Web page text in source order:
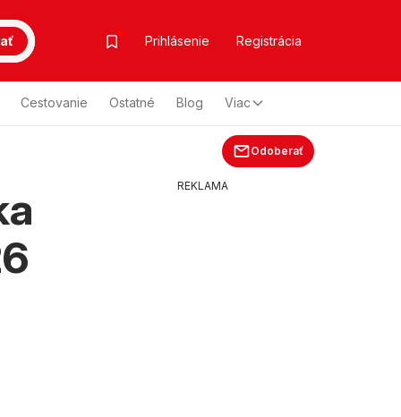
Prihlásenie Registrácia
Cestovanie Ostatné Blog Viac
Odoberať
REKLAMA